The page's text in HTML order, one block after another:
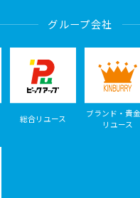
グループ会社
総合リユース
ブランド・貴
リユース